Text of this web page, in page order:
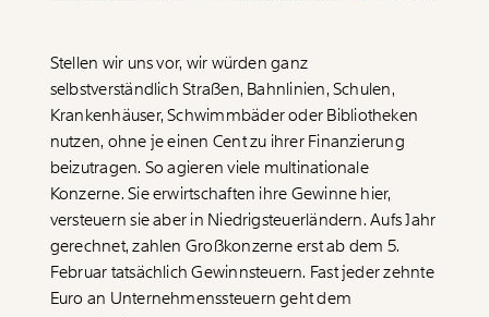
Care-Rechner
Befristungs-Monitor
Pflegerechner
Parlagram
Über uns
Team
Jahresberichte
Pressebereich
Jobs & Fellowships
Stellen wir uns vor, wir würden ganz
selbstverständlich Straßen, Bahnlinien, Schulen,
Krankenhäuser, Schwimmbäder oder Bibliotheken
nutzen, ohne je einen Cent zu ihrer Finanzierung
beizutragen. So agieren viele multinationale
Konzerne. Sie erwirtschaften ihre Gewinne hier,
versteuern sie aber in Niedrigsteuerländern. Aufs Jahr
gerechnet, zahlen Großkonzerne erst ab dem 5.
Februar tatsächlich Gewinnsteuern. Fast jeder zehnte
Euro an Unternehmenssteuern geht dem